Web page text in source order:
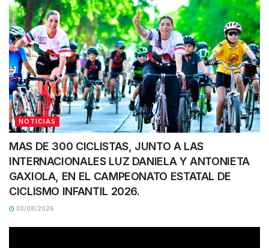
NOTICIAS
MAS DE 300 CICLISTAS, JUNTO A LAS
INTERNACIONALES LUZ DANIELA Y ANTONIETA
GAXIOLA, EN EL CAMPEONATO ESTATAL DE
CICLISMO INFANTIL 2026.
03/08/2026